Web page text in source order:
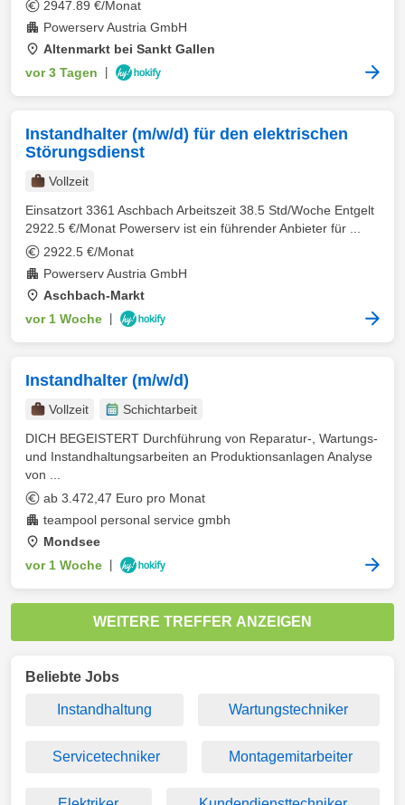
2947.89 €/Monat
Powerserv Austria GmbH
Altenmarkt bei Sankt Gallen
vor 3 Tagen
Instandhalter (m/w/d) für den elektrischen
Störungsdienst
Vollzeit
Einsatzort 3361 Aschbach Arbeitszeit 38.5 Std/Woche Entgelt
2922.5 €/Monat Powerserv ist ein führender Anbieter für ...
2922.5 €/Monat
Powerserv Austria GmbH
Aschbach-Markt
vor 1 Woche
Instandhalter (m/w/d)
Vollzeit
Schichtarbeit
DICH BEGEISTERT Durchführung von Reparatur-, Wartungs-
und Instandhaltungsarbeiten an Produktionsanlagen Analyse
von ...
ab 3.472,47 Euro pro Monat
teampool personal service gmbh
Mondsee
vor 1 Woche
WEITERE TREFFER ANZEIGEN
Beliebte Jobs
Instandhaltung Wartungstechniker
Servicetechniker Montagemitarbeiter